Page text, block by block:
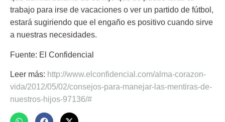
trabajo para irse de vacaciones o ver un partido de fútbol,
estará sugiriendo que el engaño es positivo cuando sirve
a nuestras necesidades.
Fuente: El Confidencial
Leer más: http://www.elconfidencial.com/alma-corazon-
vida/2012/05/02/consejos-para-manejar-las-mentiras-de-
nuestros-hijos-97136/#